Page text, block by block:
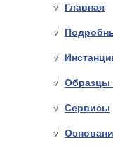
Главная
Образцы
Сервисы